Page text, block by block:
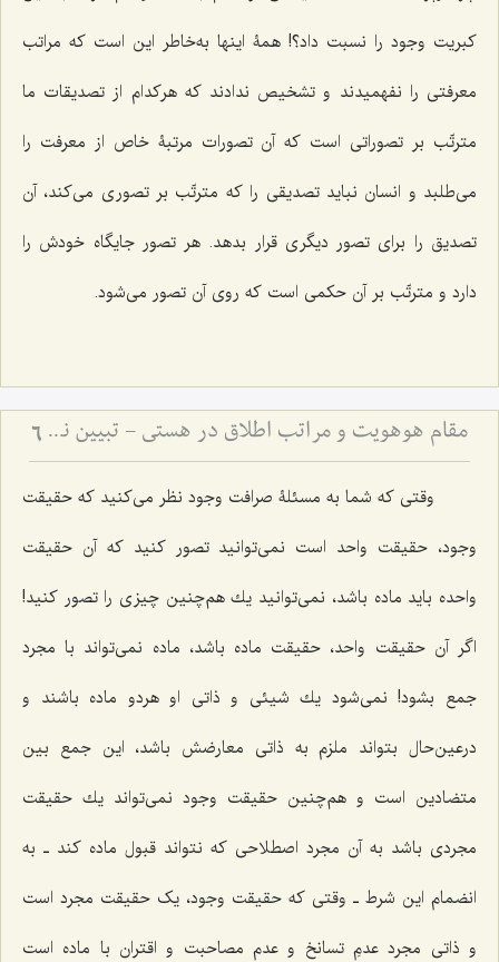
كبریت وجود را نسبت داد؟! همۀ اینها به‌خاطر این است كه مراتب
معرفتى را نفهمیدند و تشخیص ندادند كه هركدام از تصدیقات ما
مترتّب بر تصوراتى است كه آن تصورات مرتبۀ خاص از معرفت را
مى‌طلبد و انسان نباید تصدیقى را كه مترتّب بر تصورى مى‌كند، آن
تصدیق را براى تصور دیگرى قرار بدهد. هر تصور جایگاه خودش را
دارد و مترتّب بر آن حكمى است كه روى آن تصور مى‌شود.
مقام هوهویت و مراتب اطلاق در هستی - تبیین نسبت میان مقام احدیت، واحدیت و ظهورات مادی 6
وقتى كه شما به مسئلۀ صرافت وجود نظر مى‌كنید كه حقیقت
وجود، حقیقت واحد است نمى‌توانید تصور كنید كه آن حقیقت
واحده باید ماده باشد، نمى‌توانید یك هم‌چنین چیزى را تصور كنید!
اگر آن حقیقت واحد، حقیقت ماده باشد، ماده نمى‌تواند با مجرد
جمع بشود! نمى‌شود یك شیئى و ذاتى او هردو ماده باشند و
درعین‌حال بتواند ملزم به ذاتى معارضش باشد، این جمع بین
متضادین است و هم‌چنین حقیقت وجود نمى‌تواند یك حقیقت
مجردى باشد به آن مجرد اصطلاحی که نتواند قبول ماده كند ـ به
انضمام این شرط ـ وقتى كه حقیقت وجود، یک حقیقت مجرد است
و ذاتى مجرد عدمِ تسانخ و عدم مصاحبت و اقتران با ماده است